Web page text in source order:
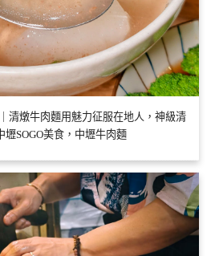
清燉牛肉麵用魅力征服在地人，神級清
SOGO美食，中壢牛肉麵